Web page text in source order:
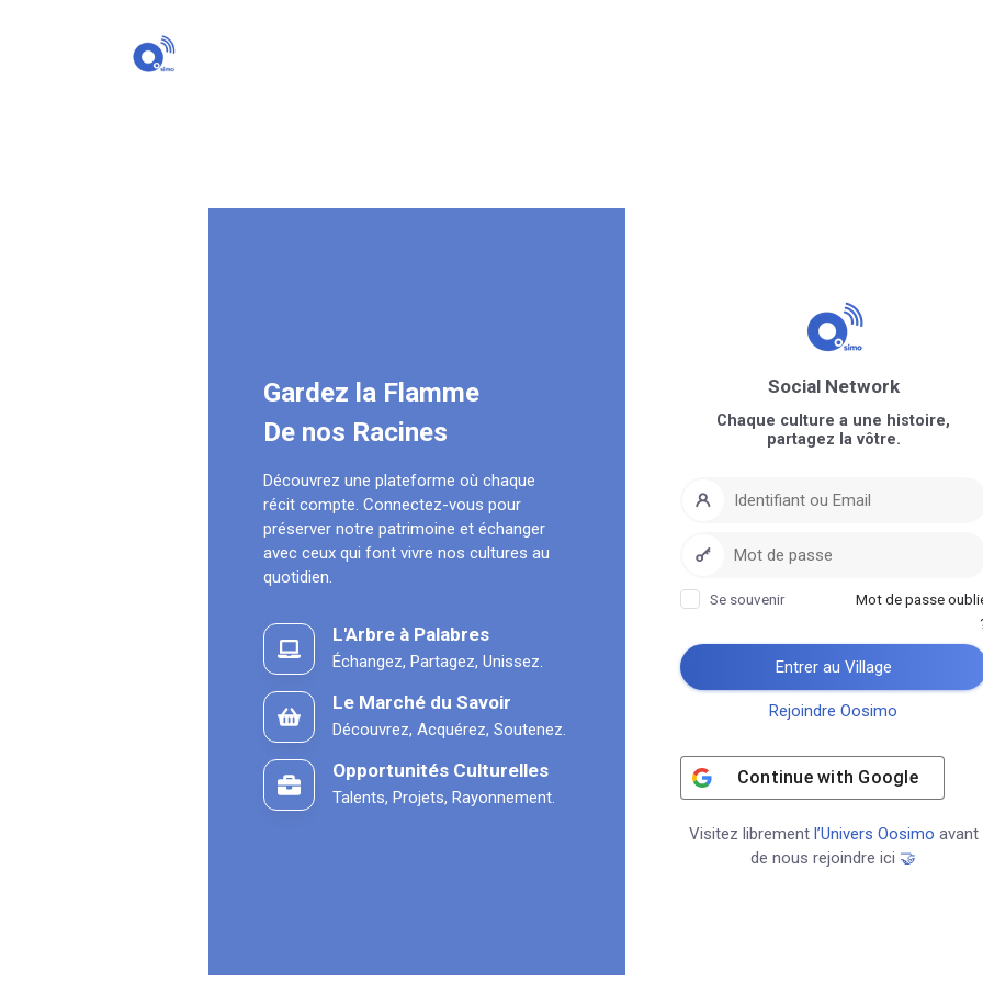
Gardez la Flamme
De nos Racines
Découvrez une plateforme où chaque
récit compte. Connectez-vous pour
préserver notre patrimoine et échanger
avec ceux qui font vivre nos cultures au
quotidien.
L'Arbre à Palabres
Échangez, Partagez, Unissez.
Le Marché du Savoir
Découvrez, Acquérez, Soutenez.
Opportunités Culturelles
Talents, Projets, Rayonnement.
Social Network
Chaque culture a une histoire,
partagez la vôtre.
Se souvenir
Mot de passe
Entrer au Village
Rejoindre Oosimo
Continue with Google
Visitez librement l’Univers Oosimo avant
de nous rejoindre ici 🤝